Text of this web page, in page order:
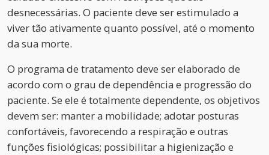
desnecessárias. O paciente deve ser estimulado a
viver tão ativamente quanto possível, até o momento
da sua morte.
O programa de tratamento deve ser elaborado de
acordo com o grau de dependência e progressão do
paciente. Se ele é totalmente dependente, os objetivos
devem ser: manter a mobilidade; adotar posturas
confortáveis, favorecendo a respiração e outras
funções fisiológicas; possibilitar a higienização e